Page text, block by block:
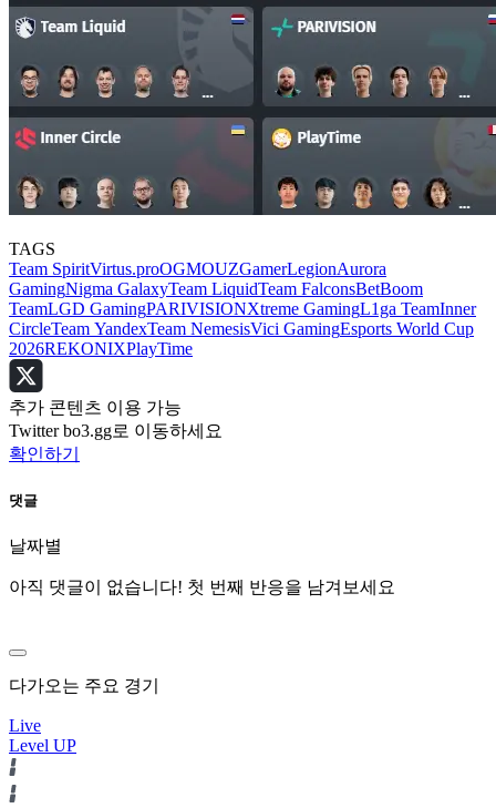
TAGS
Team SpiritVirtus.proOGMOUZGamerLegionAurora
GamingNigma GalaxyTeam LiquidTeam FalconsBetBoom
TeamLGD GamingPARIVISIONXtreme GamingL1ga TeamInner
CircleTeam YandexTeam NemesisVici GamingEsports World Cup
2026REKONIXPlayTime
추가 콘텐츠 이용 가능
Twitter bo3.gg로 이동하세요
확인하기
댓글
날짜별
아직 댓글이 없습니다! 첫 번째 반응을 남겨보세요
다가오는 주요 경기
Live
Level UP